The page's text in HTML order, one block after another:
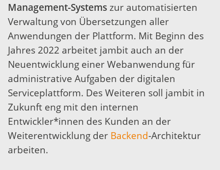
Management-Systemszur automatisierten
Verwaltung von Übersetzungen aller
Anwendungen der Plattform. Mit Beginn des
Jahres 2022 arbeitet jambit auch an der
Neuentwicklung einer Webanwendung für
administrative Aufgaben der digitalen
Serviceplattform. Des Weiteren soll jambit in
Zukunft eng mit den internen
Entwickler*innen des Kunden an der
Weiterentwicklung der Backend-Architektur
arbeiten.